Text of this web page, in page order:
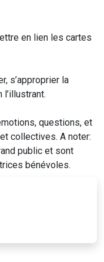
en lien les cartes
s’approprier la
questions, et
collectives. A noter:
public et sont
bénévoles.